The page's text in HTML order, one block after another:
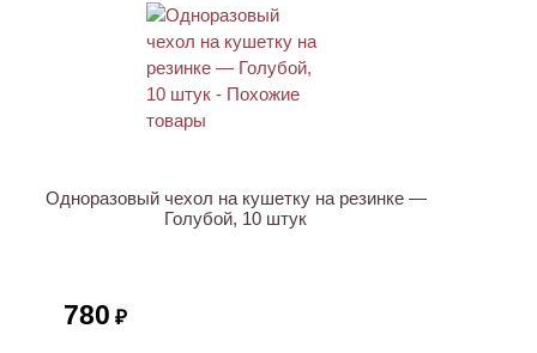
Одноразовый чехол на кушетку на резинке —
Голубой, 10 штук
780 ₽